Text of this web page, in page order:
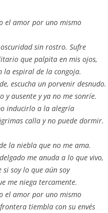
el amor por uno mismo
sin rostro. Sufre
que palpita en mis ojos,
la espiral de la congoja.
escucha un porvenir desnudo.
y ausente y ya no me sonríe.
inducirlo a la alegría
calla y no puede dormir.
la niebla que no me ama.
me anuda a lo que vivo,
si soy lo que aún soy
me niega tercamente.
el amor por uno mismo
tiembla con su envés